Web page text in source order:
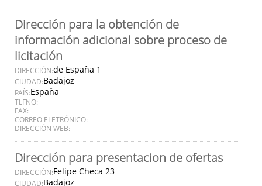
Dirección para la obtención de
información adicional sobre proceso de
licitación
DIRECCIÓN:de España 1
CIUDAD:Badajoz
PAÍS:España
TLFNO:
FAX:
CORREO ELETRÓNICO:
DIRECCIÓN WEB:
Dirección para presentacion de ofertas
DIRECCIÓN:Felipe Checa 23
CIUDAD:Badajoz